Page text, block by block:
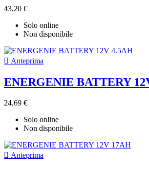
43,20 €
Solo online
Non disponibile
 Anteprima
ENERGENIE BATTERY
24,69 €
Solo online
Non disponibile
 Anteprima